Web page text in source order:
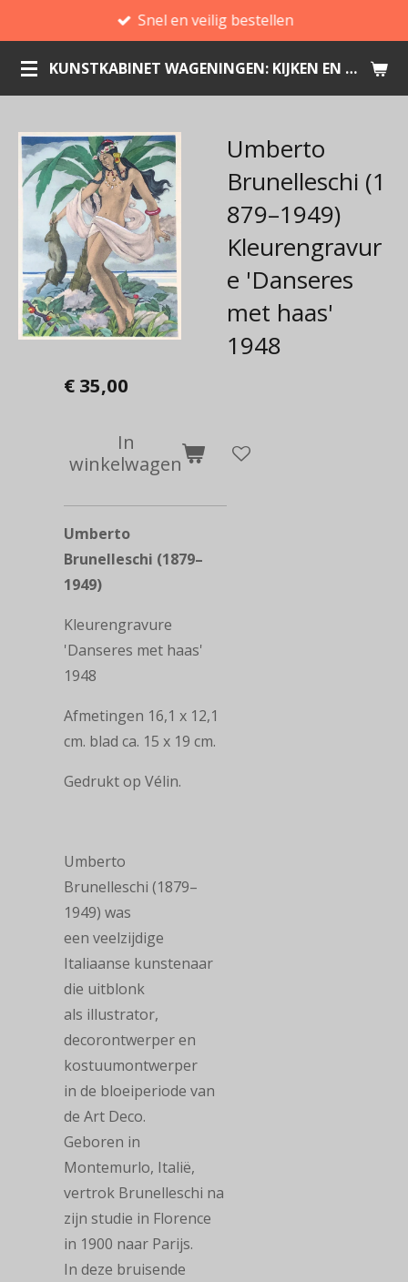
direct
naar
de
KUNSTKABINET WAGENINGEN: KIJKEN EN KOPEN
Snel en veilig bestellen
Umberto
Brunelleschi (1
879–1949)
Kleurengravur
e 'Danseres
met haas'
1948
€ 35,00
In
winkelwagen
Umberto
Brunelleschi (1879–
1949)
Kleurengravure
'Danseres met haas'
1948
Afmetingen 16,1 x 12,1
cm. blad ca. 15 x 19 cm.
Gedrukt op Vélin.
Umberto
Brunelleschi (1879–
1949) was
een veelzijdige
Italiaanse kunstenaar
die uitblonk
als illustrator,
decorontwerper en
kostuumontwerper
in de bloeiperiode van
de Art Deco.
Geboren in
Montemurlo, Italië,
vertrok Brunelleschi na
zijn studie in Florence
in 1900 naar Parijs.
In deze bruisende